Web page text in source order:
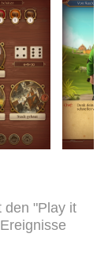
das
Ihres
den "Play it